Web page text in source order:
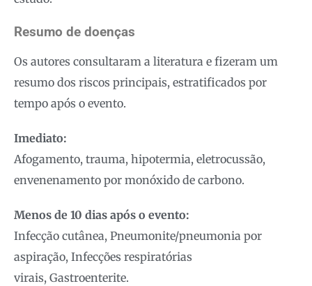
Resumo de doenças
Os autores consultaram a literatura e fizeram um
resumo dos riscos principais, estratificados por
tempo após o evento.
Imediato:
Afogamento, trauma, hipotermia, eletrocussão,
envenenamento por monóxido de carbono.
Menos de 10 dias após o evento:
Infecção cutânea, Pneumonite/pneumonia por
aspiração, Infecções respiratórias
virais, Gastroenterite.